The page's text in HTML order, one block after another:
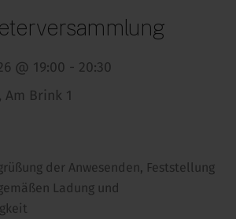
@ 19:00 - 20:30
Am Brink 1
der Anwesenden, Feststellung
Ladung und